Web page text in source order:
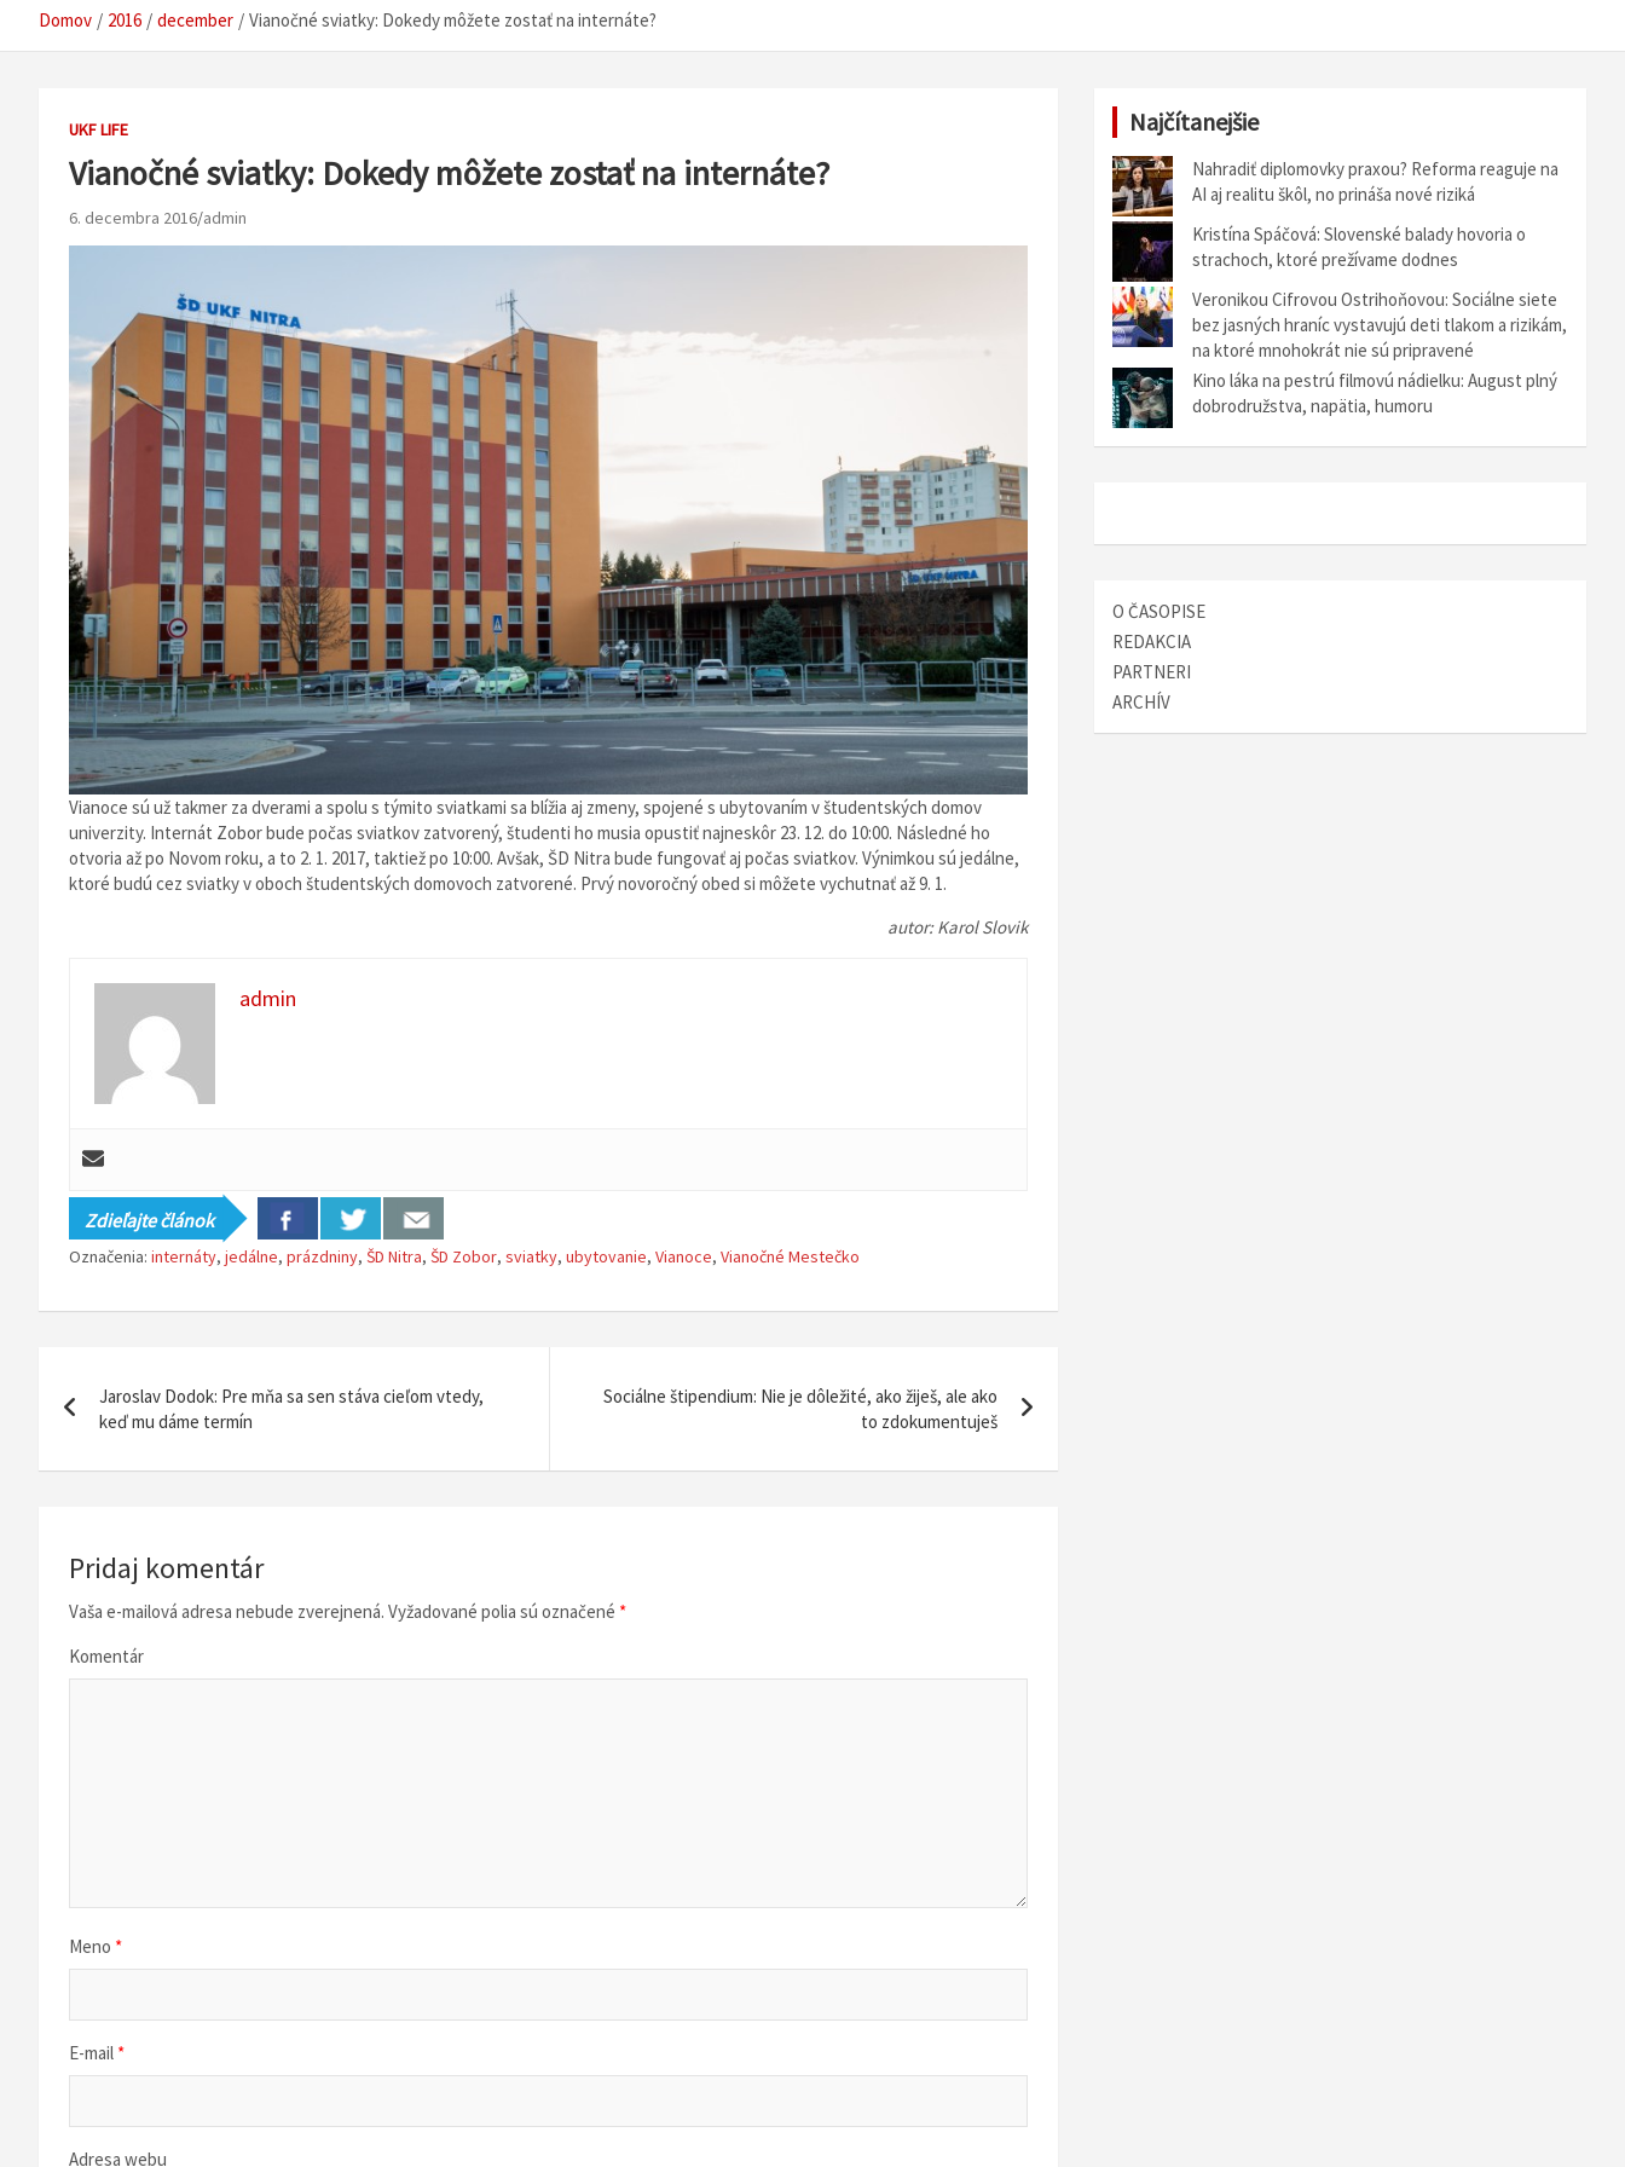
Domov 2016 december Vianočné sviatky: Dokedy môžete zostať na internáte?
UKF LIFE
Vianočné sviatky: Dokedy môžete zostať na internáte?
6. decembra 2016 admin
Vianoce sú už takmer za dverami a spolu s týmito sviatkami sa blížia aj zmeny, spojené s ubytovaním v študentských domov
univerzity. Internát Zobor bude počas sviatkov zatvorený, študenti ho musia opustiť najneskôr 23. 12. do 10:00. Následné ho
otvoria až po Novom roku, a to 2. 1. 2017, taktiež po 10:00. Avšak, ŠD Nitra bude fungovať aj počas sviatkov. Výnimkou sú jedálne,
ktoré budú cez sviatky v oboch študentských domovoch zatvorené. Prvý novoročný obed si môžete vychutnať až 9. 1.
autor: Karol Slovik
admin
Zdieľajte článok
Označenia: internáty, jedálne, prázdniny, ŠD Nitra, ŠD Zobor, sviatky, ubytovanie, Vianoce, Vianočné Mestečko
v
Jaroslav Dodok: Pre mňa sa sen stáva cieľom vtedy,
keď mu dáme termín
Sociálne štipendium: Nie je dôležité, ako žiješ, ale ako
to zdokumentuješ
Pridaj komentár
Vaša e-mailová adresa nebude zverejnená. Vyžadované polia sú označené *
Komentár
Meno *
E-mail *
Adresa webu
Najčítanejšie
Nahradiť diplomovky praxou? Reforma reaguje na
AI aj realitu škôl, no prináša nové riziká
Kristína Spáčová: Slovenské balady hovoria o
strachoch, ktoré prežívame dodnes
Veronikou Cifrovou Ostrihoňovou: Sociálne siete
bez jasných hraníc vystavujú deti tlakom a rizikám,
na ktoré mnohokrát nie sú pripravené
Kino láka na pestrú filmovú nádielku: August plný
dobrodružstva, napätia, humoru
O ČASOPISE
REDAKCIA
PARTNERI
ARCHÍV